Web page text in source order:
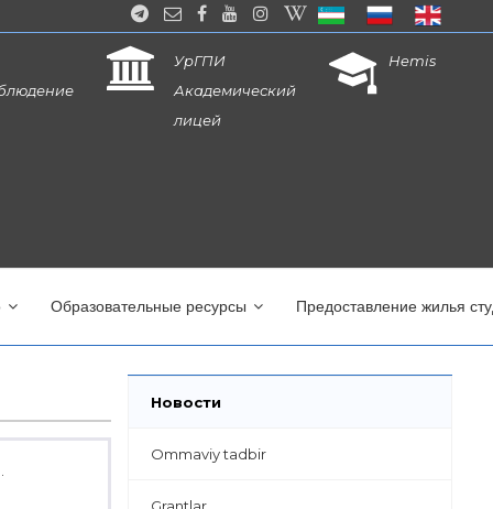
УрГПИ
Академический
лицей
Hemis
Образовательные ресурсы Предоставление жилья
Новости
Ommaviy tadbir
Grantlar